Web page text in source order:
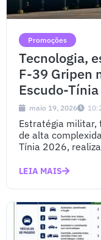
Promoções
Tecnologia,
F-39 Gripen
Escudo-
maio 19, 2026
Estratégia militar,
de alta
Tínia 2026,
LEIA MAIS